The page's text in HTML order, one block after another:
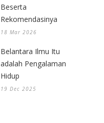
Beserta
Rekomendasinya
18 Mar 2026
Belantara Ilmu Itu
adalah Pengalaman
Hidup
19 Dec 2025